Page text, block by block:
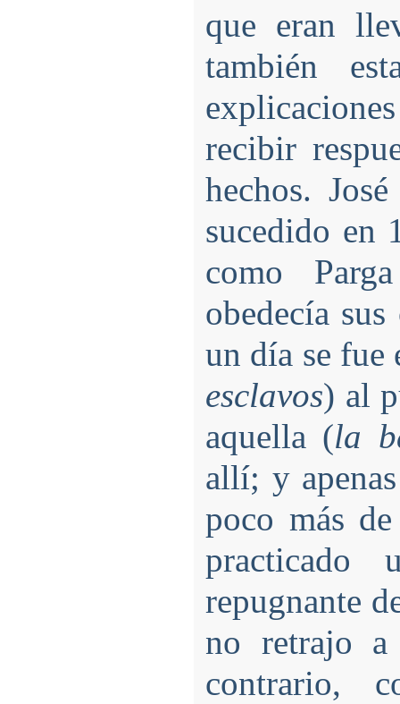
que eran
también
recibir
hechos.
sucedido en
como
obedecía
un día se fue
esclavos) al
aquella (la
allí; y
poco más
practicado
repugnante
no retrajo a
contrario,